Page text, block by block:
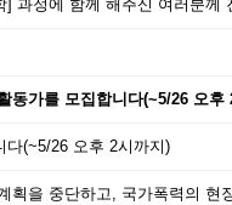
동가를 모집합니다(~5/26 오후
다(~5/26 오후 2시까지)